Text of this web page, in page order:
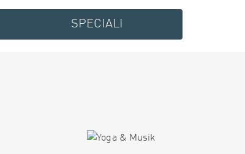
SPECIALI